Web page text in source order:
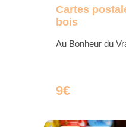
Cartes
bois
Au Bonheur du
9€